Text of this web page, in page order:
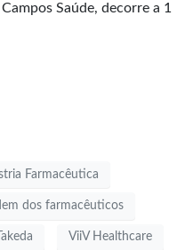
Saúde, decorre a 1
Farmacêutica
dos farmacêuticos
Takeda ViiV Healthcare